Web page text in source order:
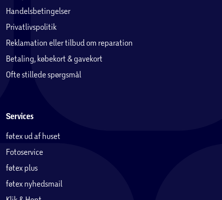
Handelsbetingelser
Privatlivspolitik
Reklamation eller tilbud om reparation
Betaling, købekort & gavekort
Ofte stillede spørgsmål
Services
føtex ud af huset
Fotoservice
føtex plus
føtex nyhedsmail